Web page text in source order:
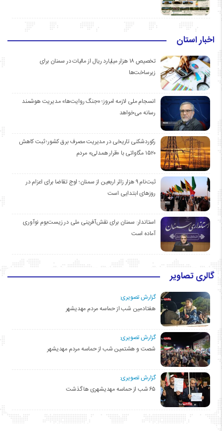
اخبار استان
تخصیص ۱۸ هزار میلیارد ریال از مالیات در سمنان برای
زیرساخت‌ها
انسجام ملی لازمه امروز؛ «جنگ روایت‌ها» مدیریت هوشمند
رسانه می‌خواهد
رکوردشکنی تاریخی در مدیریت مصرف برق کشور؛ ثبت کاهش
۱۵۲۰ مگاواتی با «قرار همدلی» مردم
ثبت‌نام ۹ هزار زائر اربعین از سمنان؛ اوج تقاضا برای اعزام در
روزهای ابتدایی است
استاندار: سمنان برای نقش‌آفرینی ملی در زیست‌بوم نوآوری
آماده است
گالری تصاویر
گزارش تصویری:
هفتادمین شب از حماسه مردم مهدیشهر
گزارش تصویری:
شصت و هشتمین شب از حماسه مردم مهدیشهر
گزارش تصویری:
۶۵ شب از حماسه مهدیشهری ها گذشت